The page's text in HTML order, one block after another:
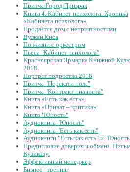
Притча Город Призрак
Книга 4. Кабинет психолога. Хроника
«Кабинета психолога»
Продаётся дом с неприятностями
Вулкан Киса
По жизни с оркестром
Пьеса "Кабинет психолога"
Красноярская Ярмарка Книжной
2018
Портрет подростка 2018
Притча "Перекати поле"
Притча "Контракт пианиста"
Книга «Есть как есть»
Книга «Приват – критика»
Книга "Юность"
Аудиокнига "Юность"
Аудиокнига "Есть как есть"
Аудиокниги "Есть как есть" и
Предисловие доверия и обмана.
Кузикову.
Эффективный менеджер
Бизнес - тренинг